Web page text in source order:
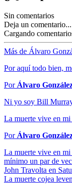
Sin comentarios
Deja un comentario...
Cargando
Más de Álvaro
Por aquí todo bien,
Por Álvaro
Ni yo soy Bill Murray
La muerte vive en mi
Por Álvaro
La muerte vive en
mínimo un par de
John Travolta en
La muerte cojea